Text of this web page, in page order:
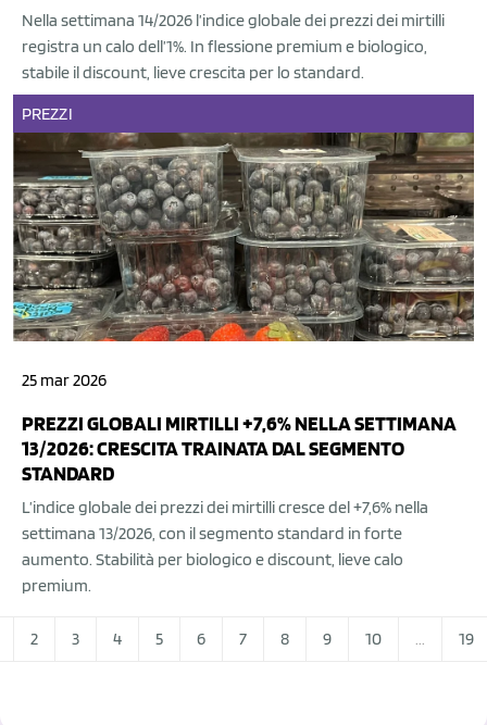
Nella settimana 14/2026 l’indice globale dei prezzi dei mirtilli
registra un calo dell’1%. In flessione premium e biologico,
stabile il discount, lieve crescita per lo standard.
PREZZI
25 mar 2026
PREZZI GLOBALI MIRTILLI +7,6% NELLA SETTIMANA
13/2026: CRESCITA TRAINATA DAL SEGMENTO
STANDARD
L’indice globale dei prezzi dei mirtilli cresce del +7,6% nella
settimana 13/2026, con il segmento standard in forte
aumento. Stabilità per biologico e discount, lieve calo
premium.
2 3 4 5 6 7 8 9 10 ... 19